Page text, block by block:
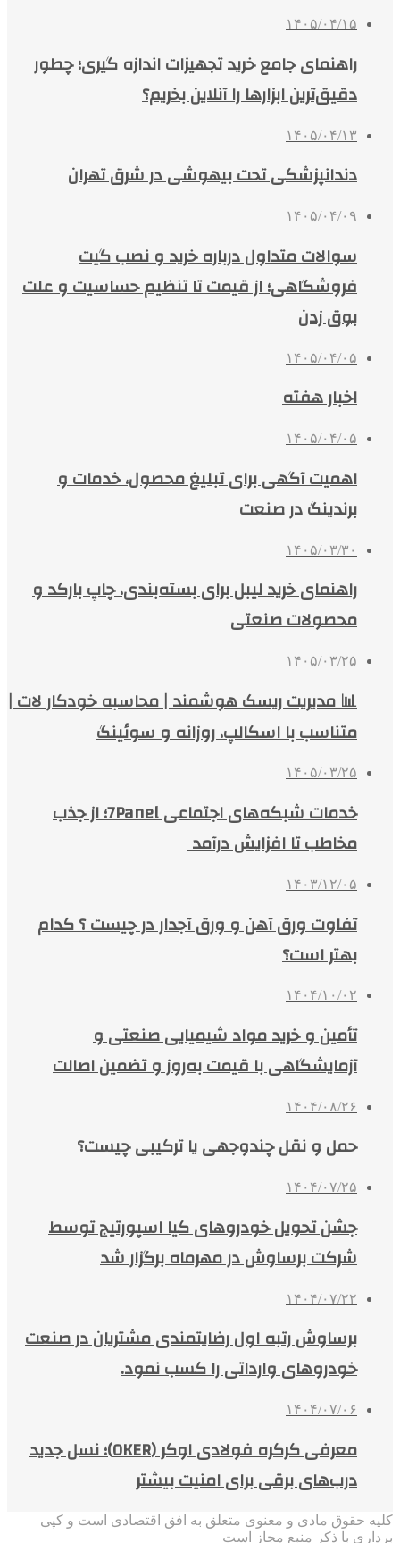
۱۴۰۵/۰۴/۱۵
راهنمای جامع خرید تجهیزات اندازه گیری؛ چطور
دقیق‌ترین ابزارها را آنلاین بخریم؟
۱۴۰۵/۰۴/۱۳
دندانپزشکی تحت بیهوشی در شرق تهران
۱۴۰۵/۰۴/۰۹
سوالات متداول درباره خرید و نصب گیت
فروشگاهی؛ از قیمت تا تنظیم حساسیت و علت
بوق زدن
۱۴۰۵/۰۴/۰۵
اخبار هفته
۱۴۰۵/۰۴/۰۵
اهمیت آگهی برای تبلیغ محصول، خدمات و
برندینگ در صنعت
۱۴۰۵/۰۳/۳۰
راهنمای خرید لیبل برای بسته‌بندی، چاپ بارکد و
محصولات صنعتی
۱۴۰۵/۰۳/۲۵
📊 مدیریت ریسک هوشمند | محاسبه خودکار لات |
متناسب با اسکالپ، روزانه و سوئینگ
۱۴۰۵/۰۳/۲۵
خدمات شبکه‌های اجتماعی 7Panel؛ از جذب
مخاطب تا افزایش درآمد
۱۴۰۳/۱۲/۰۵
تفاوت ورق آهن و ورق آجدار در چیست ؟ کدام
بهتر است؟
۱۴۰۴/۱۰/۰۲
تأمین و خرید مواد شیمیایی صنعتی و
آزمایشگاهی با قیمت به‌روز و تضمین اصالت
۱۴۰۴/۰۸/۲۶
حمل و نقل چندوجهی یا ترکیبی چیست؟
۱۴۰۴/۰۷/۲۵
جشن تحویل خودروهای کیا اسپورتیج توسط
شرکت برساوش در مهرماه برگزار شد
۱۴۰۴/۰۷/۲۲
برساوش رتبه اول رضایتمندی مشتریان در صنعت
خودروهای وارداتی را کسب نمود.
۱۴۰۴/۰۷/۰۶
معرفی کرکره فولادی اوکر (OKER)؛ نسل جدید
درب‌های برقی برای امنیت بیشتر
کلیه حقوق مادی و معنوی متعلق به افق اقتصادی است و کپی
برداری با ذکر منبع مجاز است